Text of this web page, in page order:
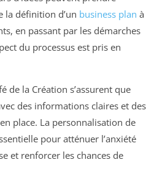
la définition d’un business plan à
en passant par les démarches
du processus est pris en
de la Création s’assurent que
des informations claires et des
place. La personnalisation de
pour atténuer l’anxiété
et renforcer les chances de